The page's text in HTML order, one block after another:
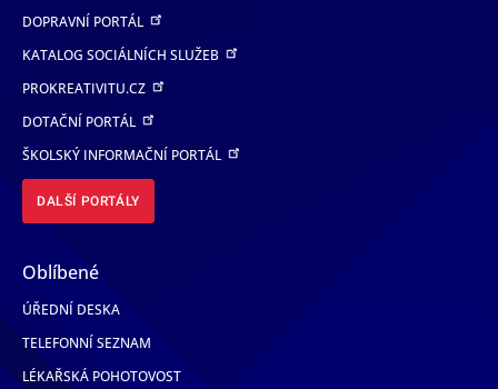
DOPRAVNÍ PORTÁL
KATALOG SOCIÁLNÍCH SLUŽEB
PROKREATIVITU.CZ
DOTAČNÍ PORTÁL
ŠKOLSKÝ INFORMAČNÍ PORTÁL
DALŠÍ PORTÁLY
Oblíbené
ÚŘEDNÍ DESKA
TELEFONNÍ SEZNAM
LÉKAŘSKÁ POHOTOVOST